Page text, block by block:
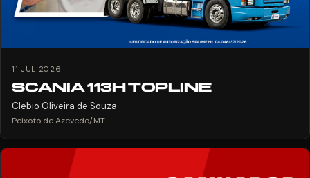
11 JUL 2026
SCANIA 113H TOPLINE
Clebio Oliveira de Souza
Peixoto de Azevedo/MT